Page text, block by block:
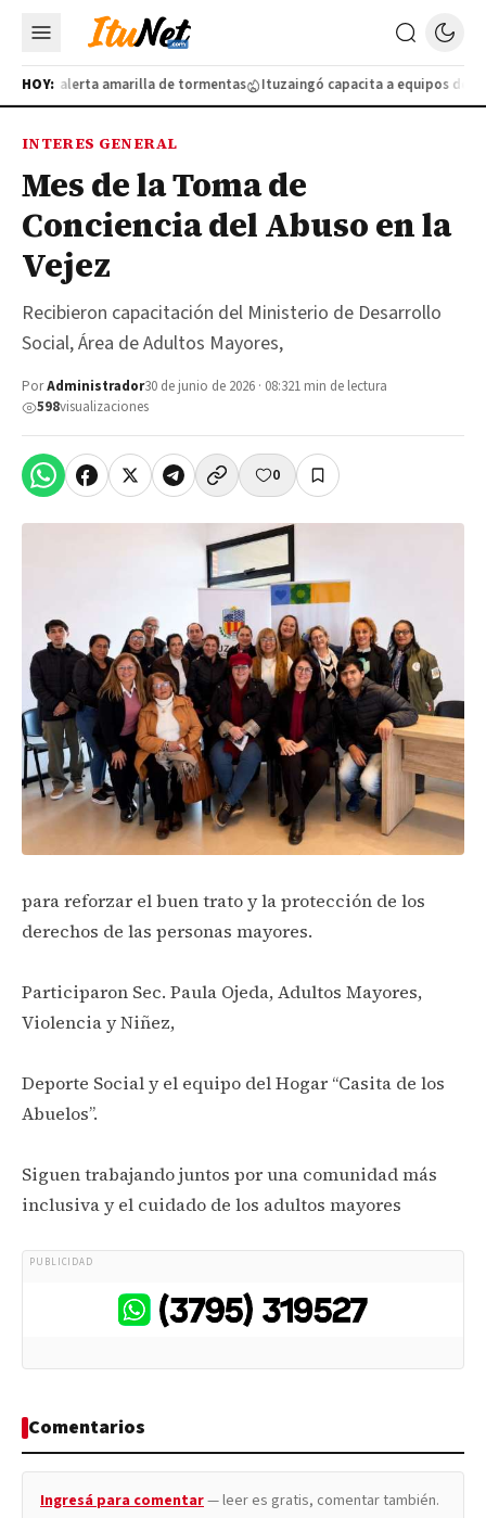
HOY:
por alerta amarilla de tormentas Ituzaingó capacita a equipos de
INTERES GENERAL
Mes de la Toma de
Conciencia del Abuso en la
Vejez
Recibieron capacitación del Ministerio de Desarrollo
Social, Área de Adultos Mayores,
PorAdministrador30 de junio de 2026 · 08:321 min de lectura
598visualizaciones
0
para reforzar el buen trato y la protección de los
derechos de las personas mayores.
Participaron Sec. Paula Ojeda, Adultos Mayores,
Violencia y Niñez,
Deporte Social y el equipo del Hogar “Casita de los
Abuelos”.
Siguen trabajando juntos por una comunidad más
inclusiva y el cuidado de los adultos mayores
PUBLICIDAD
Comentarios
Ingresá para comentar— leer es gratis, comentar también.